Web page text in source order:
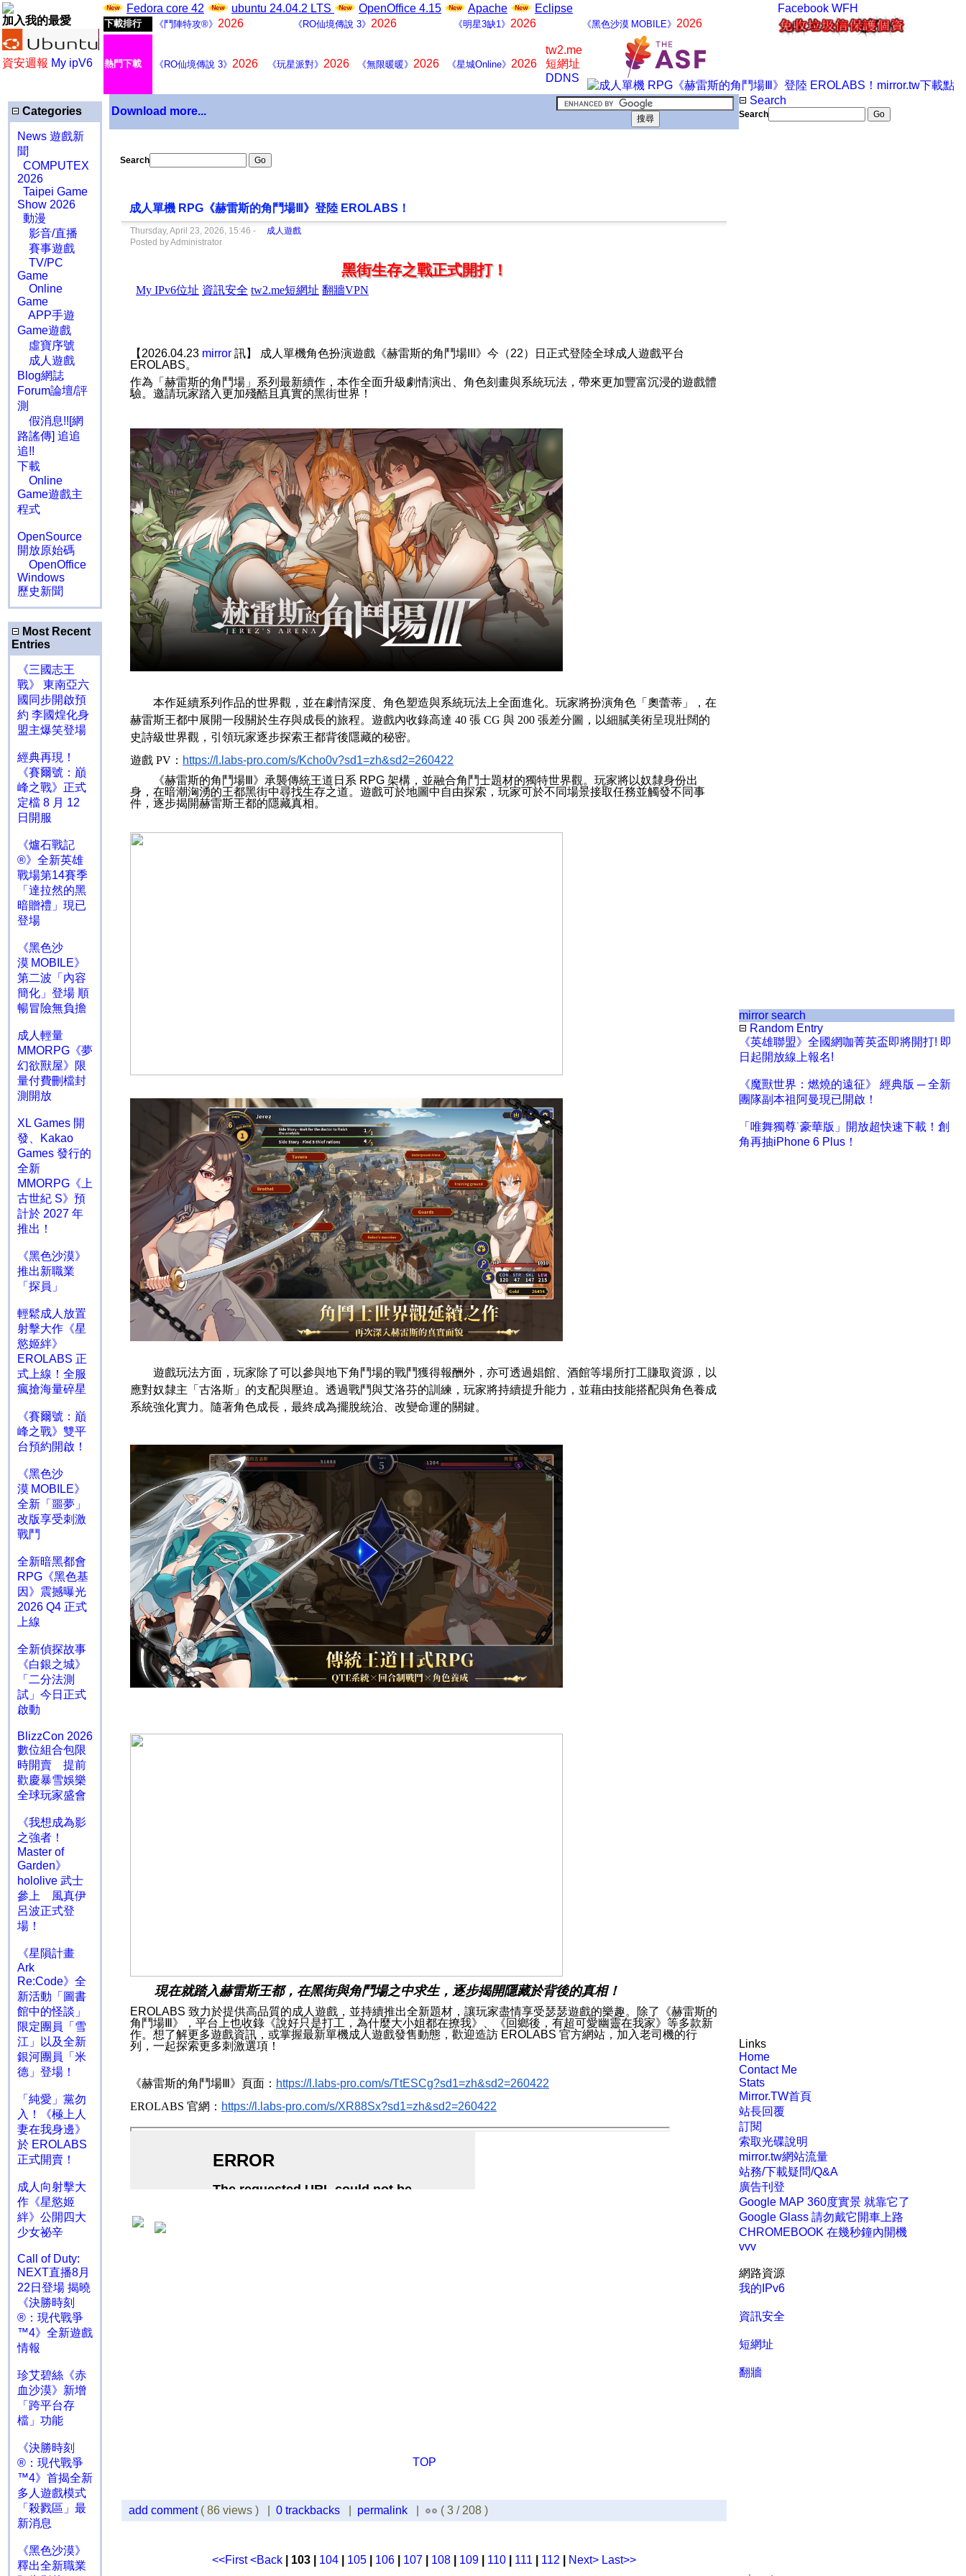
加入我的最愛
資安週報 My ipV6
Fedora core 42 ubuntu 24.04.2 LTS OpenOffice 4.15 Apache Eclipse
下載排行 《鬥陣特攻®》 2026 《RO仙境傳說 3》 2026 《明星3缺1》 2026 《黑色沙漠 MOBILE》 2026
熱門下載 《RO仙境傳說 3》 2026 《玩星派對》 2026 《無限暖暖》 2026 《星城Online》 2026
tw2.me
短網址
DDNS
Facebook WFH
Categories
News 遊戲新
聞
COMPUTEX
2026
Taipei Game
Show 2026
動漫
影音/直播
賽事遊戲
TV/PC
Game
Online
Game
APP手遊
Game遊戲
虛寶序號
成人遊戲
Blog網誌
Forum論壇/評
測
假消息!![網
路謠傳] 追追
追!!
下載
Online
Game遊戲主
程式
OpenSource
開放原始碼
OpenOffice
Windows
歷史新聞
Most Recent
Entries
《三國志王
戰》 東南亞六
國同步開啟預
約 李國煌化身
盟主爆笑登場
經典再現！
《賽爾號：巔
峰之戰》正式
定檔 8 月 12
日開服
《爐石戰記
®》全新英雄
戰場第14賽季
「達拉然的黑
暗贈禮」現已
登場
《黑色沙
漠 MOBILE》
第二波「內容
簡化」登場 順
暢冒險無負擔
成人輕量
MMORPG《夢
幻欲獸屋》限
量付費刪檔封
測開放
XL Games 開
發、Kakao
Games 發行的
全新
MMORPG《上
古世紀 S》預
計於 2027 年
推出！
《黑色沙漠》
推出新職業
「探員」
輕鬆成人放置
射擊大作《星
慾姬絆》
EROLABS 正
式上線！全服
瘋搶海量碎星
《賽爾號：巔
峰之戰》雙平
台預約開啟！
《黑色沙
漠 MOBILE》
全新「噩夢」
改版享受刺激
戰鬥
全新暗黑都會
RPG《黑色基
因》震撼曝光
2026 Q4 正式
上線
全新偵探故事
《白銀之城》
「二分法測
試」今日正式
啟動
BlizzCon 2026
數位組合包限
時開賣 提前
歡慶暴雪娛樂
全球玩家盛會
《我想成為影
之強者！
Master of
Garden》
hololive 武士
參上 風真伊
呂波正式登
場！
《星隕計畫
Ark
Re:Code》全
新活動「圖書
館中的怪談」
限定團員「雪
江」以及全新
銀河團員「米
德」登場！
「純愛」黨勿
入！《極上人
妻在我身邊》
於 EROLABS
正式開賣！
成人向射擊大
作《星慾姬
絆》公開四大
少女祕辛
Call of Duty:
NEXT直播8月
22日登場 揭曉
《決勝時刻
®：現代戰爭
™4》全新遊戲
情報
珍艾碧絲《赤
血沙漠》新增
「跨平台存
檔」功能
《決勝時刻
®：現代戰爭
™4》首揭全新
多人遊戲模式
「殺戮區」最
新消息
《黑色沙漠》
釋出全新職業
Download more...
Search
成人單機 RPG《赫雷斯的角鬥場Ⅲ》登陸 EROLABS！
Thursday, April 23, 2026, 15:46 -
成人遊戲
Posted by Administrator
黑街生存之戰正式開打！
【2026.04.23 mirror 訊】 成人單機角色扮演遊戲《赫雷斯的角鬥場 》今（22）日正式登陸全球成人遊戲平台
EROLABS。
作為「赫雷斯的角鬥場」系列最新續作，本作全面升級劇情演出、角色刻畫與系統玩法，帶來更加豐富沉浸的遊戲體
驗。邀請玩家踏入更加殘酷且真實的黑街世界！
本作延續系列作品的世界觀，並在劇情深度、角色塑造與系統玩法上全面進化。玩家將扮演角色「奧蕾蒂」，在
赫雷斯王都中展開一段關於生存與成長的旅程。遊戲內收錄高達 40 張 CG 與 200 張差分圖，以細膩美術呈現壯闊的
史詩級世界觀，引領玩家逐步探索王都背後隱藏的秘密。
遊戲 PV ： https://l.labs-pro.com/s/Kcho0v?sd1=zh&sd2=260422
《赫雷斯的角鬥場Ⅲ》承襲傳統王道日系 RPG 架構，並融合角鬥士題材的獨特世界觀。玩家將以奴隸身份出
身，在暗潮洶湧的王都黑街中尋找生存之道。遊戲可於地圖中自由探索，玩家可於不同場景接取任務並觸發不同事
件，逐步揭開赫雷斯王都的隱藏真相。
遊戲玩法方面，玩家除了可以參與地下角鬥場的戰鬥獲得報酬外，亦可透過娼館、酒館等場所打工賺取資源，以
應對奴隸主「古洛斯」的支配與壓迫。透過戰鬥與艾洛芬的訓練，玩家將持續提升能力，並藉由技能搭配與角色養成
系統強化實力。隨著角色成長，最終成為擺脫統治、改變命運的關鍵。
現在就踏入赫雷斯王都，在黑街與角鬥場之中求生，逐步揭開隱藏於背後的真相！
EROLABS 致力於提供高品質的成人遊戲，並持續推出全新題材，讓玩家盡情享受瑟瑟遊戲的樂趣。除了《赫雷斯的
角鬥場Ⅲ》，平台上也收錄《說好只是打工，為什麼大小姐都在撩我》、《回鄉後，有超可愛幽靈在我家》等多款新
作。想了解更多遊戲資訊，或掌握最新單機成人遊戲發售動態，歡迎造訪 EROLABS 官方網站，加入老司機的行
列，一起探索更多刺激選項！
《赫雷斯的角鬥場Ⅲ》頁面： https://l.labs-pro.com/s/TtESCg?sd1=zh&sd2=260422
EROLABS 官網： https://l.labs-pro.com/s/XR88Sx?sd1=zh&sd2=260422
TOP
add comment ( 86 views ) | 0 trackbacks permalink ( 3 / 208 )
<<First<Back | 103 | 104 105 106 107 108 109 110 111 112 Next> Last>>
Search
Search
mirror search
Random Entry
《英雄聯盟》全國網咖菁英盃即將開打! 即
日起開放線上報名!
《魔獸世界：燃燒的遠征》 經典版 ─ 全新
團隊副本祖阿曼現已開啟！
「唯舞獨尊˙豪華版」開放超快速下載！創
角再抽iPhone 6 Plus！
Links
Home
Contact Me
Stats
Mirror.TW首頁
站長回覆
訂閱
索取光碟說明
mirror.tw網站流量
站務/下載疑問/Q&A
廣告刊登
Google MAP 360度實景 就靠它了
Google Glass 請勿戴它開車上路
CHROMEBOOK 在幾秒鐘內開機
vvv
網路資源
我的IPv6
資訊安全
短網址
翻牆